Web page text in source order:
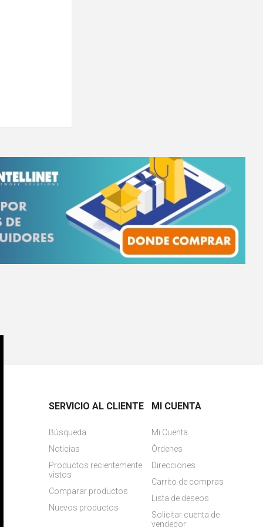
SERVICIO AL CLIENTE
Búsqueda
Noticias
Productos recientemente
vistos
Comparar productos
Nuevos productos
MI CUENTA
Mi Cuenta
Órdenes
Direcciones
Carrito de compras
Lista de deseos
Solicitar cuenta de
vendedor